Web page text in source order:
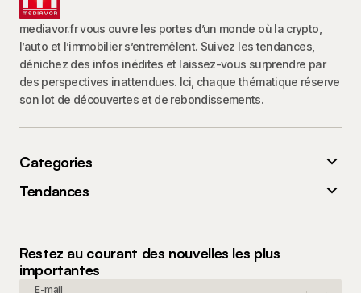
mediavor.fr vous ouvre les portes d’un monde où la crypto,
l’auto et l’immobilier s’entremêlent. Suivez les tendances,
dénichez des infos inédites et laissez-vous surprendre par
des perspectives inattendues. Ici, chaque thématique réserve
son lot de découvertes et de rebondissements.
Categories
Tendances
Restez au courant des nouvelles les plus
importantes
E-mail